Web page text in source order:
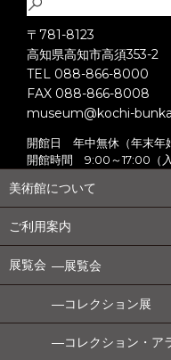
〒781-8123
高知県高知市高須353-2
TEL 088-866-8000
FAX 088-866-8008
museum@kochi-
開館日 年中無休（年末年
開館時間 9:00～17:00（入
美術館について
ご利用案内
展覧会 展覧会
コレクション展
コレクション・ア